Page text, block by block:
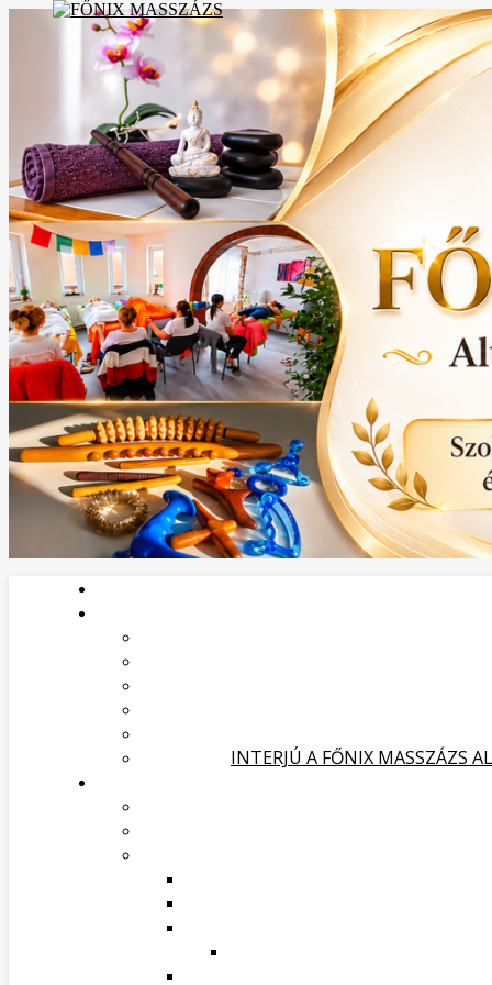
INTERJÚ A FŐNIX MASSZÁZS